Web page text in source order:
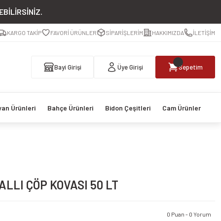
KARGO TAKİP FAVORİ ÜRÜNLER SİPARİŞLERİM HAKKIMIZDA İLETİŞİM
Bayi Girişi Üye Girişi Sepetim
Ürünleri Bahçe Ürünleri Bidon Çeşitleri Cam Ürünler
ÇÖP KOVASI 50 LT
0 Puan - 0 Yorum